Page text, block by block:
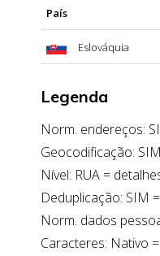
País
Eslováquia
Legenda
Norm. endereços:
Geocodificação:
Nível: RUA =
Deduplicação: SIM
Norm. dados
Caracteres: Nativo